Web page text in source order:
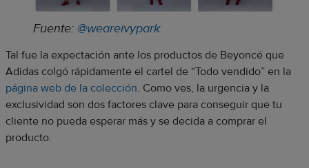
Fuente: @weareivypark
Tal fue la expectación ante los productos de Beyoncé que
Adidas colgó rápidamente el cartel de “Todo vendido” en la
página web de la colección. Como ves, la urgencia y la
exclusividad son dos factores clave para conseguir que tu
cliente no pueda esperar más y se decida a comprar el
producto.